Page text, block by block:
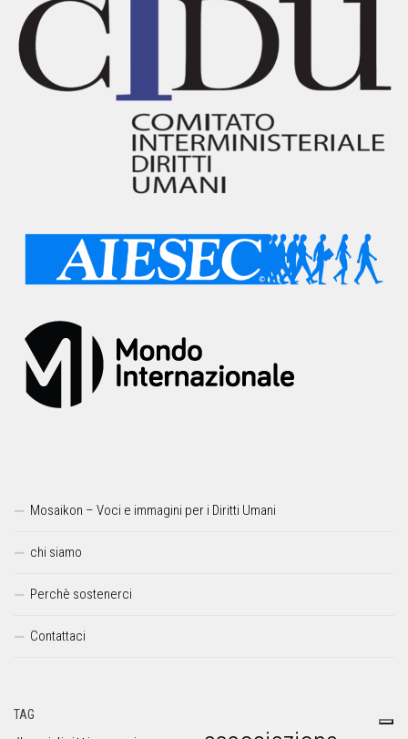
Mosaikon – Voci e immagini per i Diritti Umani
chi siamo
Perchè sostenerci
Contattaci
TAG